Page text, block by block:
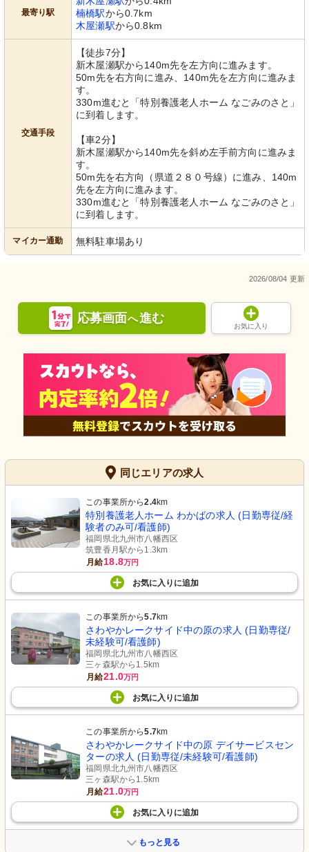
最寄り駅
楠橋駅から0.7km
木屋瀬駅から0.8km
交通手段
【徒歩7分】
新木屋瀬駅から140m先を左方向に進みます。
50m先を右方向に進み、140m先を左方向に進みま
す。
330m進むと「特別養護老人ホーム なごみのさと」
に到着します。
【車2分】
新木屋瀬駅から140m先を斜め左手前方向に進みま
す。
50m先を右方向（県道２８０号線）に進み、140m
先を左方向に進みます。
330m進むと「特別養護老人ホーム なごみのさと」
に到着します。
マイカー通勤 無料駐車場あり
2026/08/04 更新
応募画面へ進む
お気に入り
同じエリアの求人
この事業所から2.4km
特別養護老人ホーム わかばの求人 (日勤専従/経
験者のみ可/看護師)
福岡県北九州市八幡西区
筑豊香月駅から1.3km
月給18.8万円
お気に入り に追加
この事業所から5.7km
さわやかレークサイド中の原の求人 (日勤専従/
未経験可/看護師)
福岡県北九州市八幡西区
三ヶ森駅から1.5km
月給21.0万円
お気に入り に追加
この事業所から5.7km
さわやかレークサイド中の原 デイサービスセン
ターの求人 (日勤専従/未経験可/看護師)
福岡県北九州市八幡西区
三ヶ森駅から1.5km
月給21.0万円
お気に入り に追加
もっと見る